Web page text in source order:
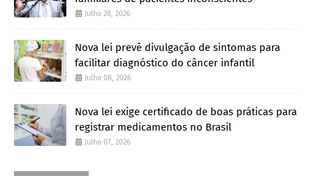
Julho 28, 2026
Nova lei prevê divulgação de sintomas para
facilitar diagnóstico do câncer infantil
Julho 08, 2026
Nova lei exige certificado de boas práticas para
registrar medicamentos no Brasil
Julho 07, 2026